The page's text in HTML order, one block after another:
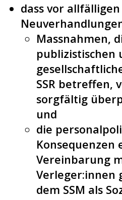
dass vor allfälligen
Massnahmen,
publizistischen
SSR betreffen,
sorgfältig
und
die
Konsequenzen
Vereinbarung
Verleger:innen
dem SSM als